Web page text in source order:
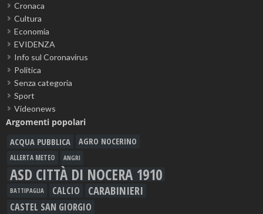
Cronaca
Cultura
Economia
EVIDENZA
Info sul Coronavirus
Politica
Senza categoria
Sport
Videonews
Argomenti popolari
ACQUA PUBBLICA AGRO NOCERINO
ALLERTA METEO ANGRI
ASD CITTÀ DI NOCERA 1910
BATTIPAGLIA CALCIO CARABINIERI
CASTEL SAN GIORGIO